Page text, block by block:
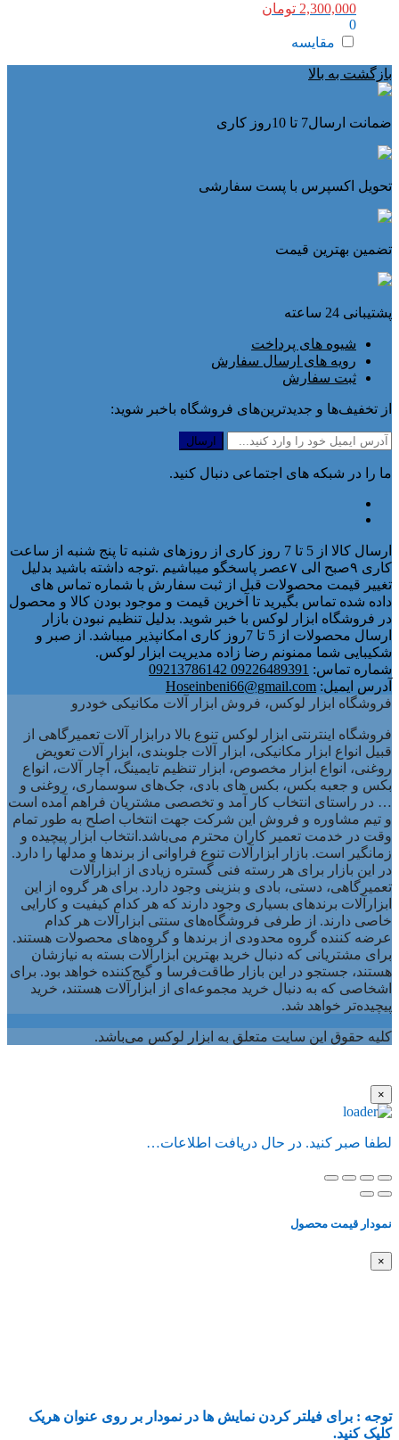
2,300,000 تومان
0
مقایسه
بازگشت به بالا
ضمانت ارسال7 تا 10روز کاری
تحویل اکسپرس با پست سفارشی
تضمین بهترین قیمت
پشتیبانی 24 ساعته
شیوه های پرداخت
رویه های ارسال سفارش
ثبت سفارش
از تخفیف‌ها و جدیدترین‌های فروشگاه باخبر شوید:
ما را در شبکه های اجتماعی دنبال کنید.
ارسال کالا از 5 تا 7 روز کاری از روزهای شنبه تا پنج شنبه از ساعت
کاری ۹صبح الی ۷عصر پاسخگو میباشیم .توجه داشته باشید بدلیل
تغییر قیمت محصولات قبل از ثبت سفارش با شماره تماس های
داده شده تماس بگیرید تا آخرین قیمت و موجود بودن کالا و محصول
در فروشگاه ابزار لوکس با خبر شوید. بدلیل تنظیم نبودن بازار
ارسال محصولات از 5 تا 7روز کاری امکانپذیر میباشد. از صبر و
شکیبایی شما ممنونم رضا زاده مدیریت ابزار لوکس.
شماره تماس: 09226489391 09213786142
آدرس ایمیل: Hoseinbeni66@gmail.com
فروشگاه ابزار لوکس، فروش ابزار آلات مکانیکی خودرو
فروشگاه اینترنتی ابزار لوکس تنوع بالا درابزار آلات تعمیرگاهی از
قبیل انواع ابزار مکانیکی، ابزار آلات جلوبندی، ابزار آلات تعویض
روغنی، انواع ابزار مخصوص، ابزار تنظیم تایمینگ، آچار آلات، انواع
بکس و جعبه بکس، بکس های بادی، جک‌های سوسماری، روغنی و
… در راستای انتخاب کار آمد و تخصصی مشتریان فراهم آمده است
و تیم مشاوره و فروش این شرکت جهت انتخاب اصلح به طور تمام
وقت در خدمت تعمیر کاران محترم می‌باشد.انتخاب ابزار پیچیده و
زمانگیر است. بازار ابزارآلات تنوع فراوانی از برندها و مدلها را دارد.
در این بازار برای هر رسته فنی گستره زیادی از ابزارآلات
تعمیرگاهی، دستی، بادی و بنزینی وجود دارد. برای هر گروه از این
ابزارآلات برندهای بسیاری وجود دارند که هر کدام کیفیت و کارایی
خاصی دارند. از طرفی فروشگاه‌های سنتی ابزارآلات هر کدام
عرضه کننده گروه محدودی از برندها و گروه‌های محصولات هستند.
برای مشتریانی که دنبال خرید بهترین ابزارآلات بسته به نیازشان
هستند، جستجو در این بازار طاقت‌فرسا و گیج‌کننده خواهد بود. برای
اشخاصی که به دنبال خرید مجموعه‌ای از ابزارآلات هستند، خرید
پیچیده‌تر خواهد شد.
کلیه حقوق این سایت متعلق به ابزار لوکس می‌باشد.
×
لطفا صبر کنید. در حال دریافت اطلاعات…
نمودار قیمت محصول
×
توجه : برای فیلتر کردن نمایش ها در نمودار بر روی عنوان هریک
کلیک کنید.